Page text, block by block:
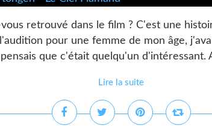
retrouvé dans le film ? C'est une
pour une femme de mon âge,
que c'était quelqu'un d'intéressant.
Lire la suite